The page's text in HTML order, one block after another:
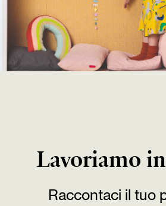
office furniture
Lavoriamo
Raccontaci il tuo